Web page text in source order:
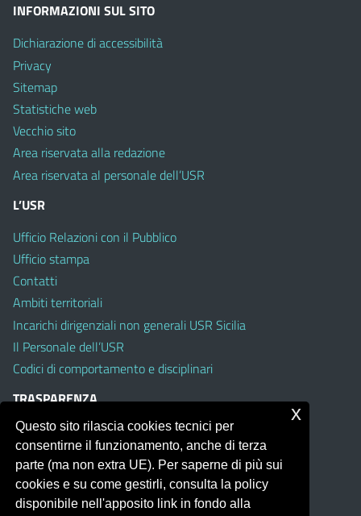
INFORMAZIONI SUL SITO
Dichiarazione di accessibilità
Privacy
Sitemap
Statistiche web
Vecchio sito
Area riservata alla redazione
Area riservata al personale dell’USR
L’USR
Ufficio Relazioni con il Pubblico
Ufficio stampa
Contatti
Ambiti territoriali
Incarichi dirigenziali non generali USR Sicilia
Il Personale dell’USR
Codici di comportamento e disciplinari
TRASPARENZA
Albo on line
Amministrazione Trasparente
Pubblici proclami
PTPCT per le Istituzioni scolastiche della Sicilia
Questo sito rilascia cookies tecnici per
consentirne il funzionamento, anche di terza
parte (ma non extra UE). Per saperne di più sui
cookies e su come gestirli, consulta la policy
disponibile nell'apposito link in fondo alla
x